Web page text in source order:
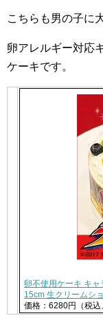
こちらも男の子に
卵アレルギー対応
ケーキです。
卵不使用ケーキ キ
15cm 生クリームシ
価格：6280円（税込